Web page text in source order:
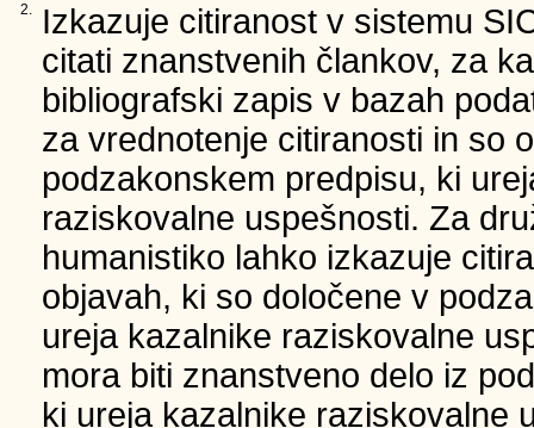
2.
Izkazuje citiranost v sistemu
citati znanstvenih člankov, za
bibliografski zapis v bazah
za vrednotenje citiranosti in so
podzakonskem predpisu, ki
raziskovalne uspešnosti. Za
humanistiko lahko izkazuje
objavah, ki so določene v
ureja kazalnike raziskovalne
mora biti znanstveno delo iz
ki ureja kazalnike raziskovalne